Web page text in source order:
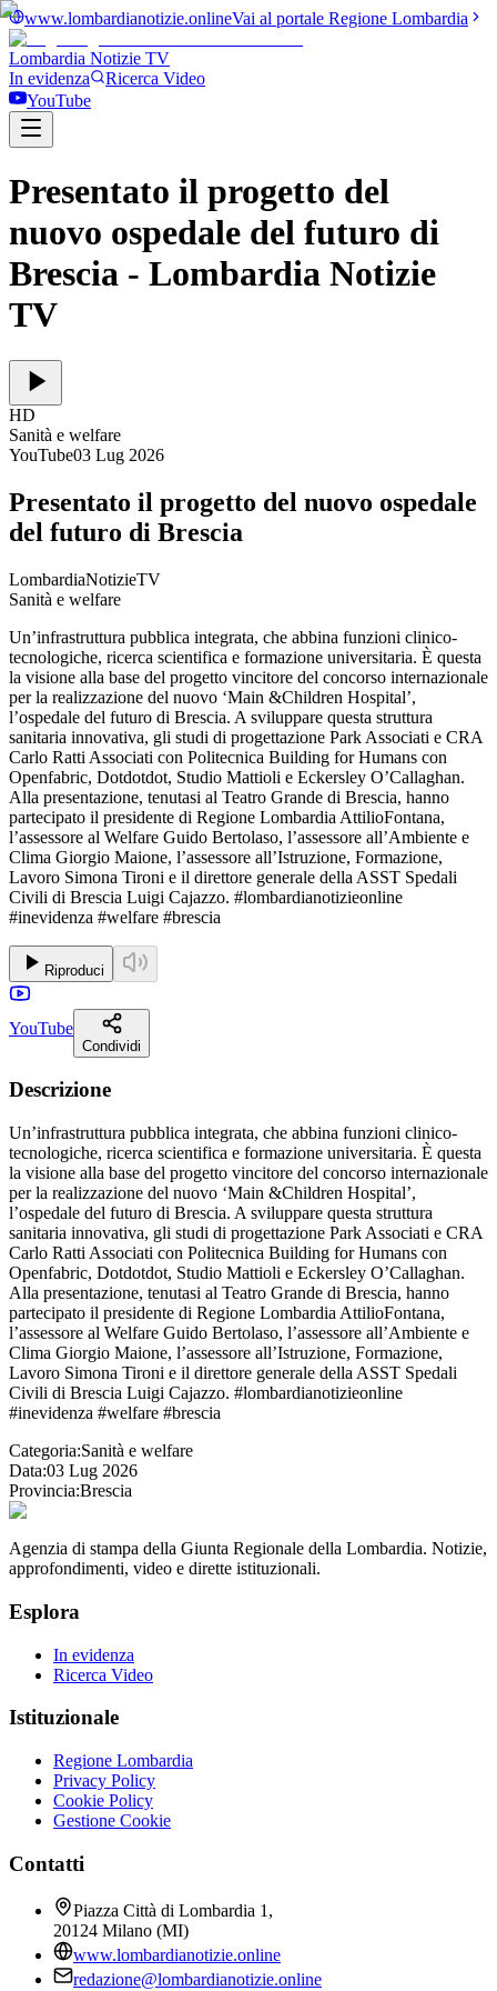
www.lombardianotizie.onlineVai al portale Regione Lombardia
Lombardia Notizie TV
In evidenza
Ricerca Video
YouTube
Presentato il progetto del
nuovo ospedale del futuro di
Brescia - Lombardia Notizie
TV
HD
Sanità e welfare
YouTube03 Lug 2026
Presentato il progetto del nuovo ospedale
del futuro di Brescia
LombardiaNotizieTV
Sanità e welfare
Un’infrastruttura pubblica integrata, che abbina funzioni clinico-
tecnologiche, ricerca scientifica e formazione universitaria. È questa
la visione alla base del progetto vincitore del concorso internazionale
per la realizzazione del nuovo ‘Main &Children Hospital’,
l’ospedale del futuro di Brescia. A sviluppare questa struttura
sanitaria innovativa, gli studi di progettazione Park Associati e CRA
Carlo Ratti Associati con Politecnica Building for Humans con
Openfabric, Dotdotdot, Studio Mattioli e Eckersley O’Callaghan.
Alla presentazione, tenutasi al Teatro Grande di Brescia, hanno
partecipato il presidente di Regione Lombardia AttilioFontana,
l’assessore al Welfare Guido Bertolaso, l’assessore all’Ambiente e
Clima Giorgio Maione, l’assessore all’Istruzione, Formazione,
Lavoro Simona Tironi e il direttore generale della ASST Spedali
Civili di Brescia Luigi Cajazzo. #lombardianotizieonline
#inevidenza #welfare #brescia
Riproduci
YouTube
Condividi
Descrizione
Un’infrastruttura pubblica integrata, che abbina funzioni clinico-
tecnologiche, ricerca scientifica e formazione universitaria. È questa
la visione alla base del progetto vincitore del concorso internazionale
per la realizzazione del nuovo ‘Main &Children Hospital’,
l’ospedale del futuro di Brescia. A sviluppare questa struttura
sanitaria innovativa, gli studi di progettazione Park Associati e CRA
Carlo Ratti Associati con Politecnica Building for Humans con
Openfabric, Dotdotdot, Studio Mattioli e Eckersley O’Callaghan.
Alla presentazione, tenutasi al Teatro Grande di Brescia, hanno
partecipato il presidente di Regione Lombardia AttilioFontana,
l’assessore al Welfare Guido Bertolaso, l’assessore all’Ambiente e
Clima Giorgio Maione, l’assessore all’Istruzione, Formazione,
Lavoro Simona Tironi e il direttore generale della ASST Spedali
Civili di Brescia Luigi Cajazzo. #lombardianotizieonline
#inevidenza #welfare #brescia
Categoria:Sanità e welfare
Data:03 Lug 2026
Provincia:Brescia
Agenzia di stampa della Giunta Regionale della Lombardia. Notizie,
approfondimenti, video e dirette istituzionali.
Esplora
In evidenza
Ricerca Video
Istituzionale
Regione Lombardia
Privacy Policy
Cookie Policy
Gestione Cookie
Contatti
Piazza Città di Lombardia 1,
20124 Milano (MI)
www.lombardianotizie.online
redazione@lombardianotizie.online